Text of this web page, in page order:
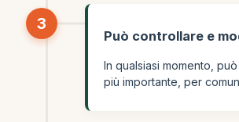
3
Può controllare e
In qualsiasi momento,
più importante, per